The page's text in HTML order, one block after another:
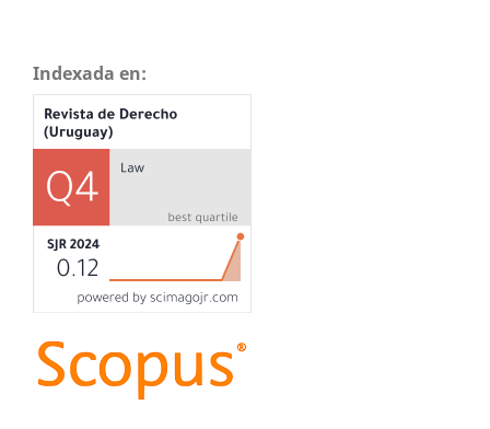
Indexada en: